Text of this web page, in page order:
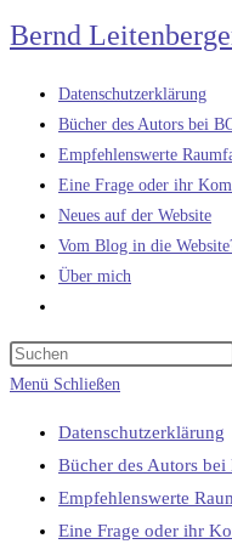
Zum
Inhalt
springen
Bernd
Datenschutzerklärung
Bücher des Autors bei
Empfehlenswerte
Eine Frage oder ihr
Neues auf der Website
Vom Blog in die
Über mich
umschalten
Menü Schließen
Datenschutzerklärung
Bücher des Autors bei
Empfehlenswerte
Eine Frage oder ihr